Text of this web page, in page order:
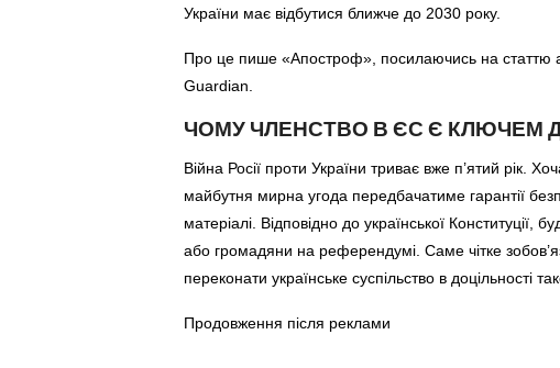
України має відбутися ближче до 2030 року.
Про це пише «Апостроф», посилаючись на статтю
Guardian.
ЧОМУ ЧЛЕНСТВО В ЄС Є КЛЮЧЕМ
Війна Росії проти України триває вже п’ятий рік.
майбутня мирна угода передбачатиме гарантії
матеріалі. Відповідно до української
або громадяни на референдумі. Саме чітке
переконати українське суспільство в доцільності
Продовження після реклами